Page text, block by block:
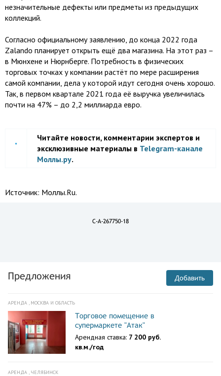
незначительные дефекты или предметы из предыдущих
коллекций.
Согласно официальному заявлению, до конца 2022 года
Zalando планирует открыть ещё два магазина. На этот раз –
в Мюнхене и Нюрнберге. Потребность в физических
торговых точках у компании растёт по мере расширения
самой компании, дела у которой идут сегодня очень хорошо.
Так, в первом квартале 2021 года её выручка увеличилась
почти на 47% – до 2,2 миллиарда евро.
Читайте новости, комментарии экспертов и
эксклюзивные материалы в Telegram-канале
Моллы.ру.
Источник: Моллы.Ru.
C-A-267750-18
Предложения Добавить
АРЕНДА , МОСКВА И ОБЛАСТЬ
Торговое помещение в
супермаркете "Атак"
Арендная ставка: 7 200 руб.
кв.м./год
АРЕНДА , ЧЕЛЯБИНСК